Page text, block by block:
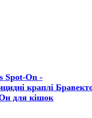
Spot-On -
краплі
для кішок